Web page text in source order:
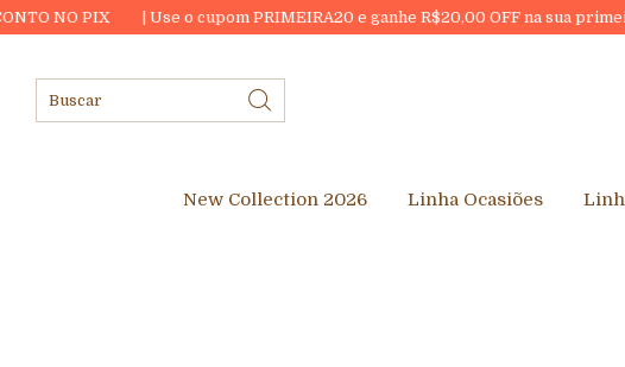
PIX | Use o cupom PRIMEIRA20 e ganhe R$20,00 OFF na sua primeira
New Collection 2026 Linha Ocasiões